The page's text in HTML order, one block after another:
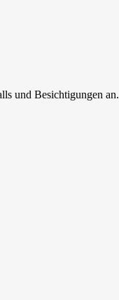
und Besichtigungen an.